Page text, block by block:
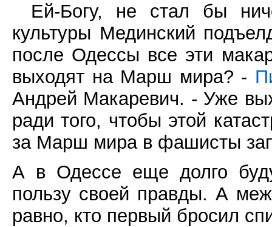
Ей-Богу, не стал бы
культуры Мединский
после Одессы все эти
выходят на Марш мира? -
Андрей Макаревич. - Уже
ради того, чтобы этой
за Марш мира в фашисты
А в Одессе еще долго
пользу своей правды. А
равно, кто первый бросил